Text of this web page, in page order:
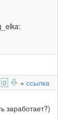
0 » ссылка
заработает?)